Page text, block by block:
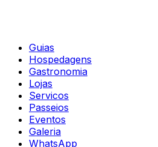
Guias
Hospedagens
Gastronomia
Lojas
Servicos
Passeios
Eventos
Galeria
WhatsApp